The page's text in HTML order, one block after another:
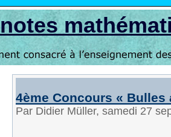
4ème Concours « Bulles
Par Didier Müller, samedi 27